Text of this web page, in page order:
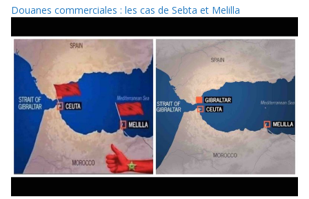
Douanes commerciales : les cas de Sebta et Melilla